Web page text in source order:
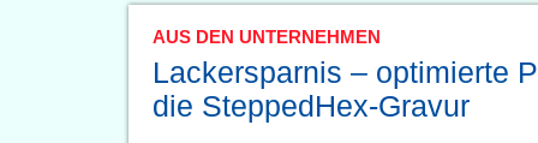
AUS DEN UNTERNEHMEN
Lackersparnis – optimierte
die SteppedHex-Gravur